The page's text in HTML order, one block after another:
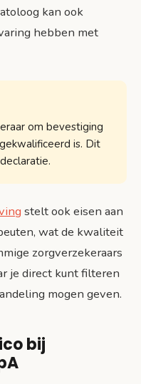
kan ook
hebben met
om bevestiging
is. Dit
stelt ook eisen aan
wat de kwaliteit
zorgverzekeraars
je direct kunt filteren
mogen geven.
bij